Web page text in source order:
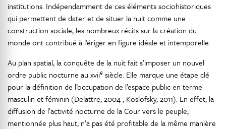
institutions. Indépendamment de ces éléments sociohistoriques
qui permettent de dater et de situer la nuit comme une
construction sociale, les nombreux récits sur la création du
monde ont contribué à l’ériger en figure idéale et intemporelle.
Au plan spatial, la conquête de la nuit fait s’imposer un nouvel
ordre public nocturne au xviie siècle. Elle marque une étape clé
pour la définition de l’occupation de l’espace public en terme
masculin et féminin (Delattre, 2004 ; Koslofsky, 2011). En effet, la
diffusion de l’activité nocturne de la Cour vers le peuple,
mentionnée plus haut, n’a pas été profitable de la même manière